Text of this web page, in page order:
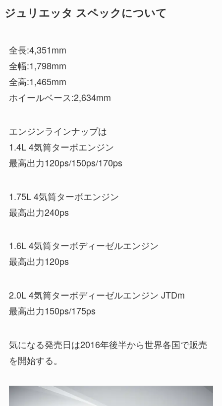
ジュリエッタ スペックについて
全長:4,351mm
全幅:1,798mm
全高:1,465mm
ホイールベース:2,634mm
エンジンラインナップは
1.4L 4気筒ターボエンジン
最高出力120ps/150ps/170ps
1.75L 4気筒ターボエンジン
最高出力240ps
1.6L 4気筒ターボディーゼルエンジン
最高出力120ps
2.0L 4気筒ターボディーゼルエンジン JTDm
最高出力150ps/175ps
気になる発売日は2016年後半から世界各国で販売
を開始する。